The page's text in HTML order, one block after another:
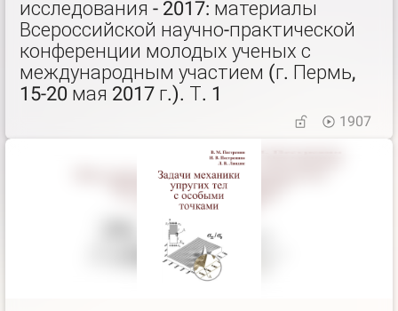
исследования - 2017: материалы
Всероссийской научно-практической
конференции молодых ученых с
международным участием (г. Пермь,
15-20 мая 2017 г.). Т. 1
1907